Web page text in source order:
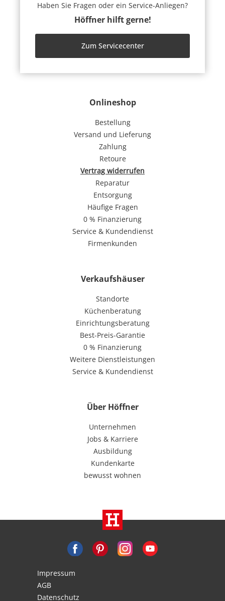
Onlineshop
Bestellung
Versand und Lieferung
Zahlung
Retoure
Vertrag widerrufen
Reparatur
Entsorgung
Häufige Fragen
0 % Finanzierung
Service & Kundendienst
Firmenkunden
Verkaufshäuser
Standorte
Küchenberatung
Einrichtungsberatung
Best-Preis-Garantie
0 % Finanzierung
Weitere Dienstleistungen
Service & Kundendienst
Über Höffner
Unternehmen
Jobs & Karriere
Ausbildung
Kundenkarte
bewusst wohnen
Haben Sie Fragen oder ein Service-Anliegen?
Höffner hilft gerne!
Zum Servicecenter
Impressum
AGB
Datenschutz